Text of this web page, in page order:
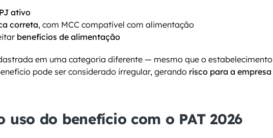
ativo
correta, com MCC compatível com alimentação
benefícios de alimentação
em uma categoria diferente — mesmo que o estabelecimento
pode ser considerado irregular, gerando risco para a empresa
uso do benefício com o PAT 2026